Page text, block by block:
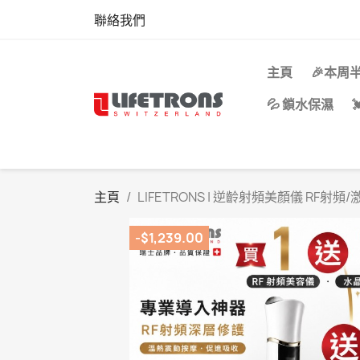
聯絡我們
主頁
🎉本周
💦 鎖水保濕
主頁 LIFETRONS | 逆齡射頻美顏儀 RF射
-$1,239.00